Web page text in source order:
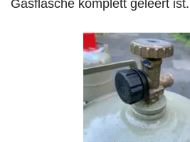
Gasflasche komplett geleert ist.